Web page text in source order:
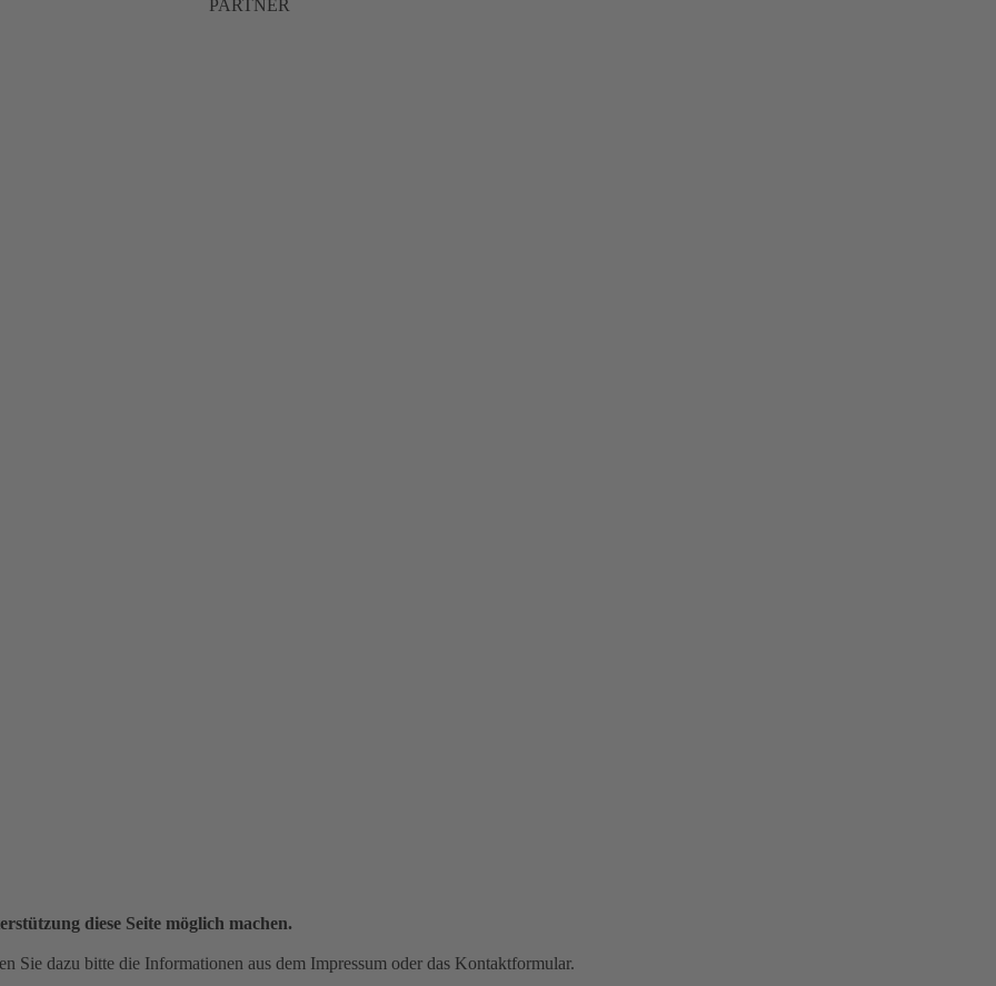
PARTNER
diese Seite möglich machen.
Sie dazu bitte die Informationen aus dem Impressum oder das Kontaktformular.